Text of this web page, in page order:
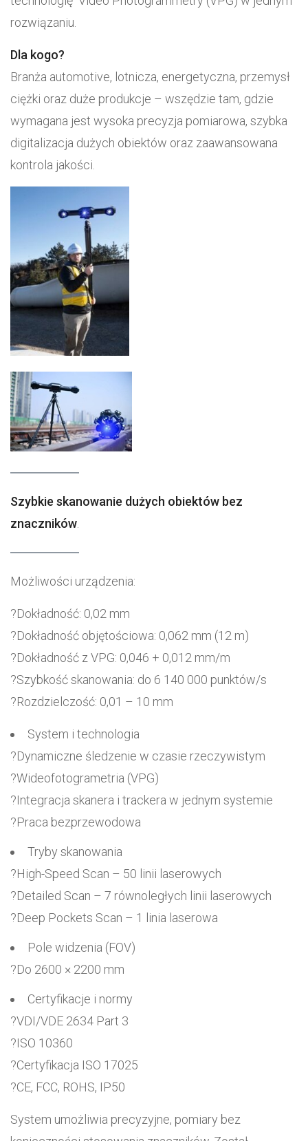
rozwiązaniu.
Dla kogo?
Branża automotive, lotnicza, energetyczna, przemysł
ciężki oraz duże produkcje – wszędzie tam, gdzie
wymagana jest wysoka precyzja pomiarowa, szybka
digitalizacja dużych obiektów oraz zaawansowana
kontrola jakości.
Szybkie skanowanie dużych obiektów bez
znaczników
Możliwości urządzenia:
?Dokładność: 0,02 mm
?Dokładność objętościowa: 0,062 mm (12 m)
?Dokładność z VPG: 0,046 + 0,012 mm/m
?Szybkość skanowania: do 6 140 000 punktów/s
?Rozdzielczość: 0,01 – 10 mm
System i technologia
?Dynamiczne śledzenie w czasie rzeczywistym
?Wideofotogrametria (VPG)
?Integracja skanera i trackera w jednym systemie
?Praca bezprzewodowa
Tryby skanowania
?High-Speed Scan – 50 linii laserowych
?Detailed Scan – 7 równoległych linii laserowych
?Deep Pockets Scan – 1 linia laserowa
Pole widzenia (FOV)
?Do 2600 × 2200 mm
Certyfikacje i normy
?VDI/VDE 2634 Part 3
?ISO 10360
?Certyfikacja ISO 17025
?CE, FCC, ROHS, IP50
System umożliwia precyzyjne, pomiary bez